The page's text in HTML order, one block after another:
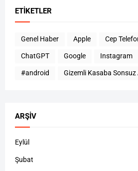
ETIKETLER
Genel Haber Apple Cep
ChatGPT Google Instagram
#android Gizemli Kasaba Sonsuz
ARŞIV
Eylül
Şubat